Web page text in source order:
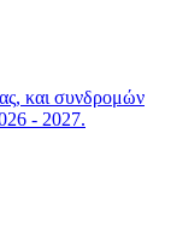
και συνδρομών
- 2027.